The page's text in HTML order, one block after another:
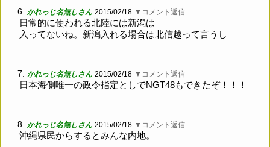
6. かれっじ名無しさん 2015/02/18 ▼コメント返信
日常的に使われる北陸には新潟は
入ってないね。新潟入れる場合は北信越って言うし
7. かれっじ名無しさん 2015/02/18 ▼コメント返信
日本海側唯一の政令指定としでNGT48もできたぞ！！！
8. かれっじ名無しさん 2015/02/18 ▼コメント返信
沖縄県民からするとみんな内地。